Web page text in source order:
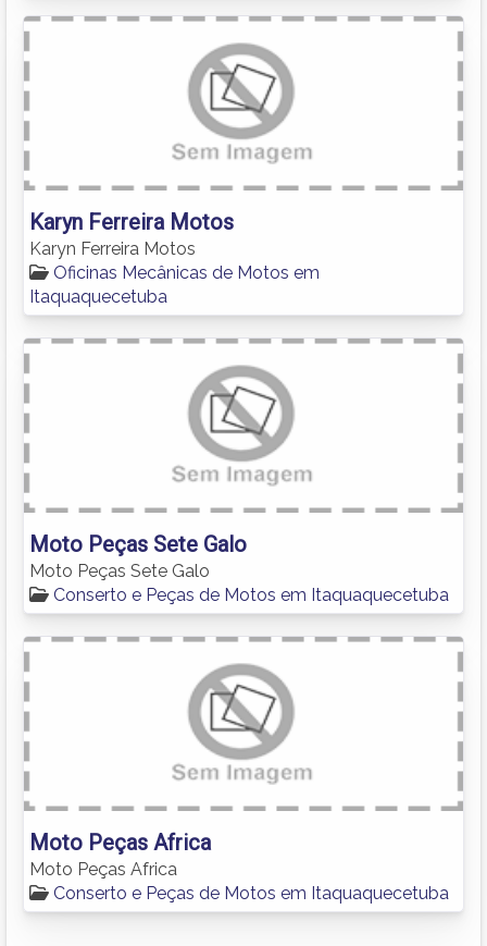
Karyn Ferreira Motos
Karyn Ferreira Motos
Oficinas Mecânicas de Motos em
Itaquaquecetuba
Moto Peças Sete Galo
Moto Peças Sete Galo
Conserto e Peças de Motos em Itaquaquecetuba
Moto Peças Africa
Moto Peças Africa
Conserto e Peças de Motos em Itaquaquecetuba